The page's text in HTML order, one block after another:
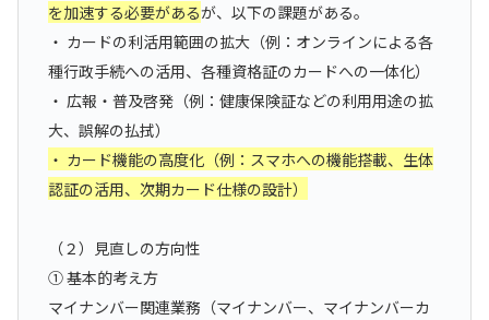
を加速する必要があるが、以下の課題がある。
・ カードの利活用範囲の拡大（例：オンラインによる各
種行政手続への活用、各種資格証のカードへの一体化）
・ 広報・普及啓発（例：健康保険証などの利用用途の拡
大、誤解の払拭）
・ カード機能の高度化（例：スマホへの機能搭載、生体
認証の活用、次期カード仕様の設計）
（２）見直しの方向性
① 基本的考え方
マイナンバー関連業務（マイナンバー、マイナンバーカ